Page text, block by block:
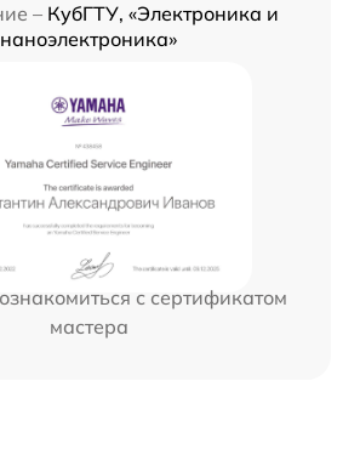
– КубГТУ, «Электроника и
наноэлектроника»
с сертификатом
мастера